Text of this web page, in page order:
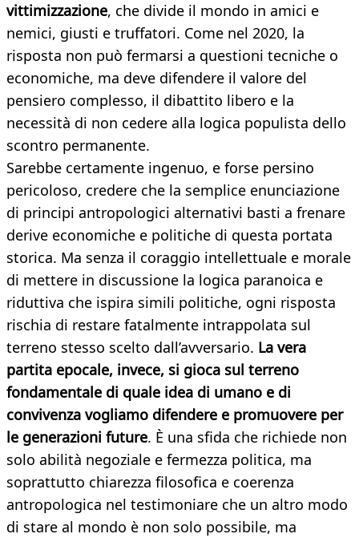
vittimizzazione, che divide il mondo in amici e
nemici, giusti e truffatori. Come nel 2020, la
risposta non può fermarsi a questioni tecniche o
economiche, ma deve difendere il valore del
pensiero complesso, il dibattito libero e la
necessità di non cedere alla logica populista dello
scontro permanente.
Sarebbe certamente ingenuo, e forse persino
pericoloso, credere che la semplice enunciazione
di principi antropologici alternativi basti a frenare
derive economiche e politiche di questa portata
storica. Ma senza il coraggio intellettuale e morale
di mettere in discussione la logica paranoica e
riduttiva che ispira simili politiche, ogni risposta
rischia di restare fatalmente intrappolata sul
terreno stesso scelto dall’avversario. La vera
partita epocale, invece, si gioca sul terreno
fondamentale di quale idea di umano e di
convivenza vogliamo difendere e promuovere per
le generazioni future. È una sfida che richiede non
solo abilità negoziale e fermezza politica, ma
soprattutto chiarezza filosofica e coerenza
antropologica nel testimoniare che un altro modo
di stare al mondo è non solo possibile, ma